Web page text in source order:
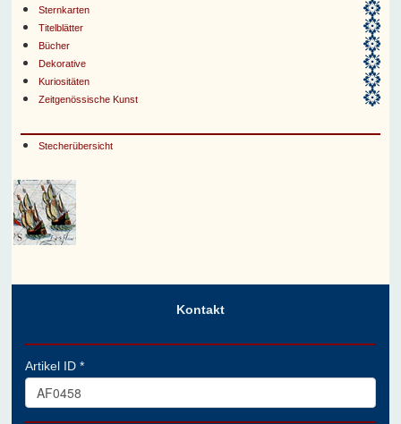
Sternkarten
Titelblätter
Bücher
Dekorative
Kuriositäten
Zeitgenössische Kunst
Stecherübersicht
Kontakt
Artikel ID *